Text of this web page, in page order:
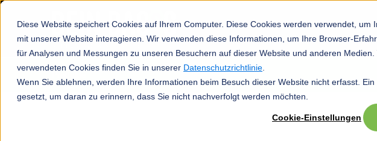
Diese Website speichert Cookies auf Ihrem Computer. Diese Cookies werden verwendet,
mit unserer Website interagieren. Wir verwenden diese Informationen, um Ihre Browser-
für Analysen und Messungen zu unseren Besuchern auf dieser Website und anderen
verwendeten Cookies finden Sie in unserer Datenschutzrichtlinie
Wenn Sie ablehnen, werden Ihre Informationen beim Besuch dieser Website nicht erfasst.
gesetzt, um daran zu erinnern, dass Sie nicht nachverfolgt werden möchten.
Cookie-Einstellungen